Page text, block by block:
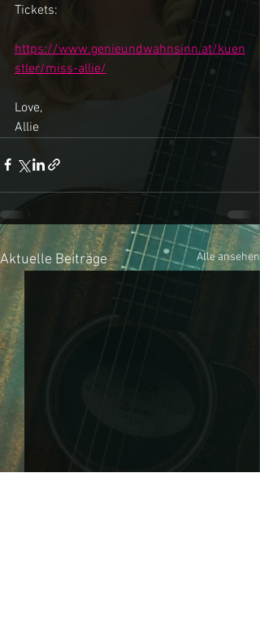
Tickets:
https://www.genieundwahnsinn.at/kuen
stler/miss-allie/
Love,
Allie
Aktuelle Beiträge Alle ansehen